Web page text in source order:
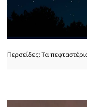
Περσείδες: Τα